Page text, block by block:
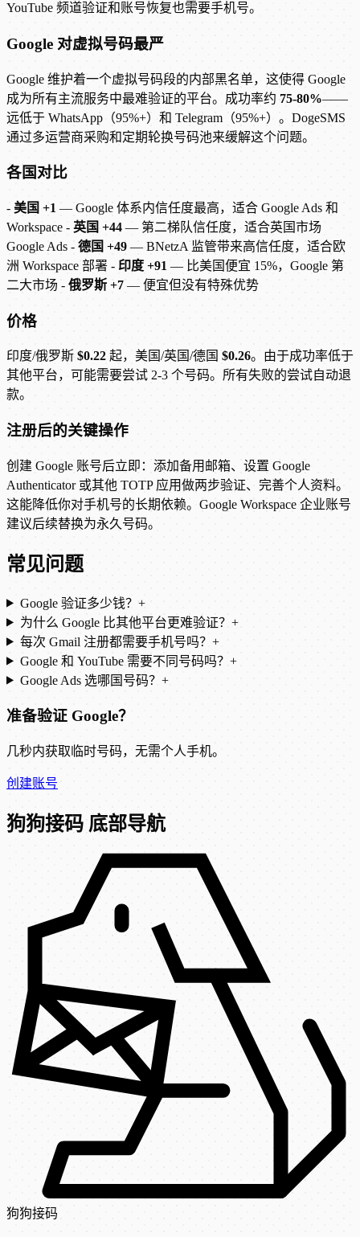
YouTube 频道验证和账号恢复也需要手机号。
Google 对虚拟号码最严
Google 维护着一个虚拟号码段的内部黑名单，这使得 Google
成为所有主流服务中最难验证的平台。成功率约 75-80%——
远低于 WhatsApp（95%+）和 Telegram（95%+）。DogeSMS
通过多运营商采购和定期轮换号码池来缓解这个问题。
各国对比
- 美国 +1 — Google 体系内信任度最高，适合 Google Ads 和
Workspace - 英国 +44— 第二梯队信任度，适合英国市场
Google Ads - 德国 +49 — BNetzA 监管带来高信任度，适合欧
洲 Workspace 部署 - 印度 +91 — 比美国便宜 15%，Google 第
二大市场 - 俄罗斯 +7 — 便宜但没有特殊优势
价格
印度/俄罗斯 $0.22 起，美国/英国/德国 $0.26。由于成功率低于
其他平台，可能需要尝试 2-3 个号码。所有失败的尝试自动退
款。
注册后的关键操作
创建 Google 账号后立即：添加备用邮箱、设置 Google
Authenticator 或其他 TOTP 应用做两步验证、完善个人资料。
这能降低你对手机号的长期依赖。Google Workspace 企业账号
建议后续替换为永久号码。
常见问题
Google 验证多少钱？ +
为什么 Google 比其他平台更难验证？ +
每次 Gmail 注册都需要手机号吗？ +
Google 和 YouTube 需要不同号码吗？ +
Google Ads 选哪国号码？ +
准备验证 Google？
几秒内获取临时号码，无需个人手机。
创建账号
狗狗接码 底部导航
狗狗接码